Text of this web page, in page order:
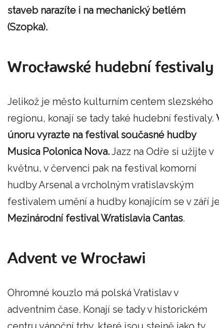
staveb narazíte i na mechanický betlém
(Szopka).
Wrocławské hudební festivaly
Jelikož je město kulturním centem slezského
regionu, konají se tady také hudební festivaly.
únoru vyrazte na festival současné hudby
Musica Polonica Nova.Jazz na Odře si užijte v
květnu, v červenci pak na festival komorní
hudby Arsenal a vrcholným vratislavským
festivalem umění a hudby konajícím se v září
Mezinárodní festival Wratislavia Cantas.
Advent ve Wrocławi
Ohromné kouzlo má polská Vratislav v
adventním čase. Konají se tady v historickém